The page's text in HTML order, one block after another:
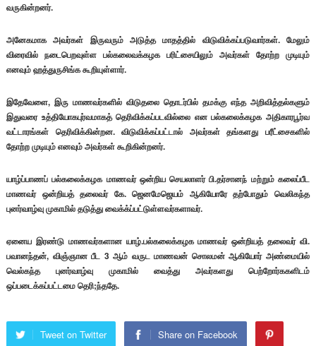
வருகின்றனர்.
அனேகமாக அவர்கள் இருவரும் அடுத்த மாதத்தில் விடுவிக்கப்படுவார்கள். மேலும்
விரைவில் நடைபெறவுள்ள பல்கலைவக்கழக பரிட்சையிலும் அவர்கள் தோற்ற முடியும்
எனவும் ஹத்துருசிங்க கூறியுள்ளார்.
இதேவேளை, இரு மாணவர்களில் விடுதலை தொடர்பில் தமக்கு எந்த அறிவித்தல்களும்
இதுவரை உத்தியோகபுர்வமாகத் தெரிவிக்கப்படவில்லை என பல்கலைக்கழக அதிகாரபூர்வ
வட்டாரங்கள் தெரிவிக்கின்றன. விடுவிக்கப்பட்டால் அவர்கள் தங்களது பரீட்சைகளில்
தோற்ற முடியும் எனவும் அவர்கள் கூறிகின்றனர்.
யாழ்ப்பாணப் பல்கலைக்கழக மாணவர் ஒன்றிய செயலாளர் பி.தர்சானந் மற்றும் கலைப்பீட
மாணவர் ஒன்றியத் தலைவர் கே. ஜெனமேஜெயம் ஆகியோரே தற்போதும் வெலிகந்த
புனர்வாழ்வு முகாமில் தடுத்து வைக்க்ப்பட்டுள்ளவர்களாவர்.
ஏனைய இரண்டு மாணவர்களான யாழ்.பல்கலைக்கழக மாணவர் ஒன்றியத் தலைவர் வி.
பவானந்தன், விஞ்ஞான பீட 3 ஆம் வருட மாணவன் சொலமன் ஆகியோர் அண்மையில்
வெல்கந்த புனர்வாழ்வு முகாமில் வைத்து அவர்களது பெற்றோர்ககளிடம்
ஒப்படைக்கப்பட்டமை தெரி;ந்ததே.
Tweet on Twitter Share on Facebook